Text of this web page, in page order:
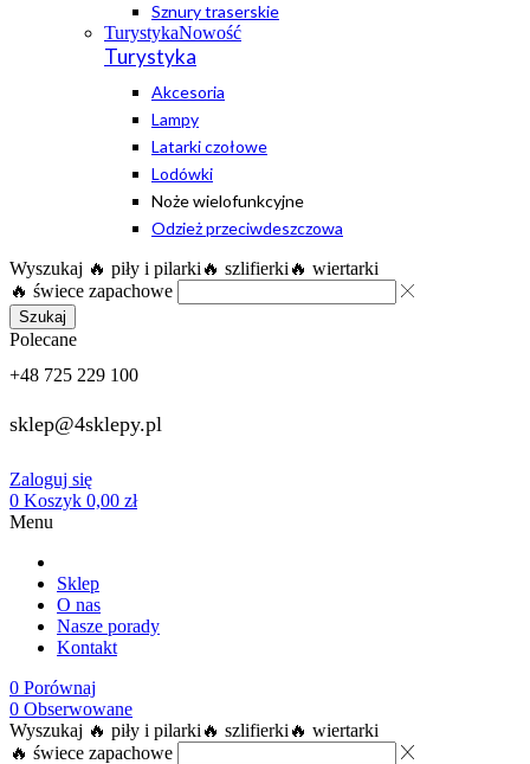
Sznury traserskie
TurystykaNowość
Turystyka
Akcesoria
Lampy
Latarki czołowe
Lodówki
Noże wielofunkcyjne
Odzież przeciwdeszczowa
Wyszukaj 🔥 piły i pilarki 🔥 szlifierki 🔥 wiertarki
🔥 świece zapachowe
Szukaj
Polecane
+48 725 229 100
sklep@4sklepy.pl
Zaloguj się
0 Koszyk 0,00 zł
Menu
Sklep
O nas
Nasze porady
Kontakt
0 Porównaj
0 Obserwowane
Wyszukaj 🔥 piły i pilarki 🔥 szlifierki 🔥 wiertarki
🔥 świece zapachowe